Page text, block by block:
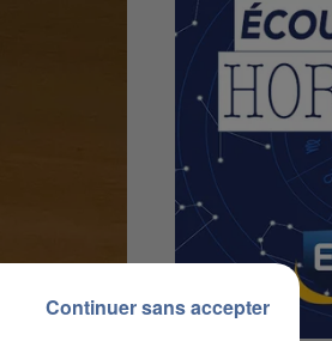
Continuer sans accepter